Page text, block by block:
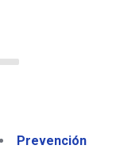
Prevención